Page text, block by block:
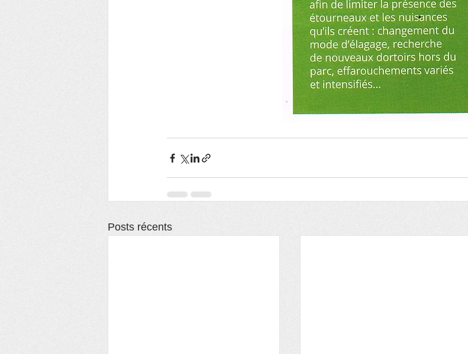
Posts récents